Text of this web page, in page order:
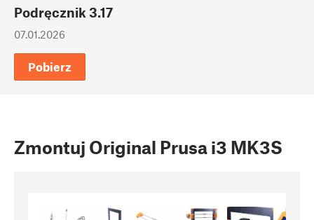
Podręcznik 3.17
07.01.2026
Pobierz
Zmontuj Original Prusa i3 MK3S